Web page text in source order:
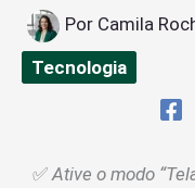
Por Camila
Tecnologia
✅Ative o modo